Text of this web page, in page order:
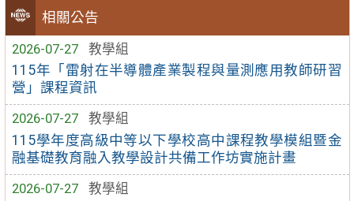
相關公告
2026-07-27
教學組
115年「雷射在半導體產業製程與量測應用教師研習
營」課程資訊
2026-07-27
教學組
115學年度高級中等以下學校高中課程教學模組暨金
融基礎教育融入教學設計共備工作坊實施計畫
2026-07-27
教學組